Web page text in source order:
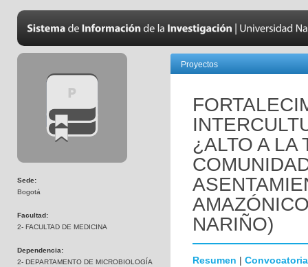
Sede:
Bogotá
Facultad:
2- FACULTAD DE MEDICINA
Dependencia:
2- DEPARTAMENTO DE MICROBIOLOGÍA
Proyectos
¿ALTO A LA
NARIÑO)
Resumen | Convocatoria